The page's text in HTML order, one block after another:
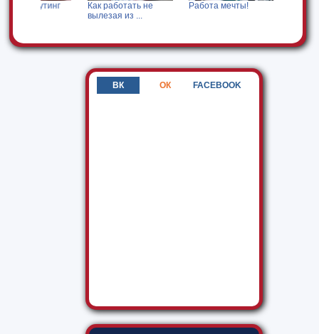
Как работать не
вылезая из ...
Работа мечты!
А вы слышали о
ВК ОК FACEBOOK